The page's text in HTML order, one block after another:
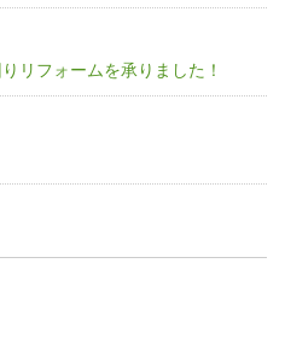
リフォームを承りました！